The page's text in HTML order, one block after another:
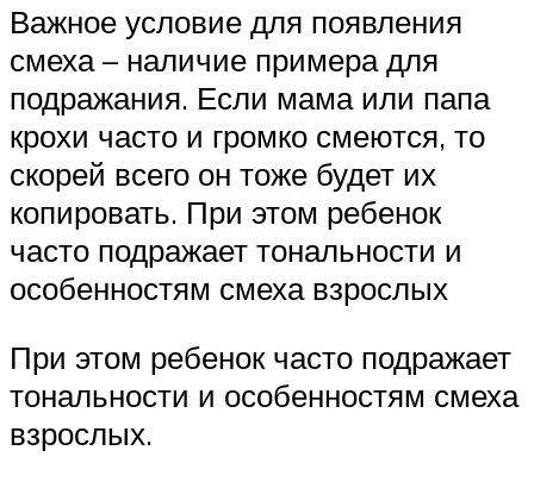
Важное условие для появления
смеха – наличие примера для
подражания. Если мама или папа
крохи часто и громко смеются, то
скорей всего он тоже будет их
копировать. При этом ребенок
часто подражает тональности и
особенностям смеха взрослых
При этом ребенок часто подражает
тональности и особенностям смеха
взрослых.